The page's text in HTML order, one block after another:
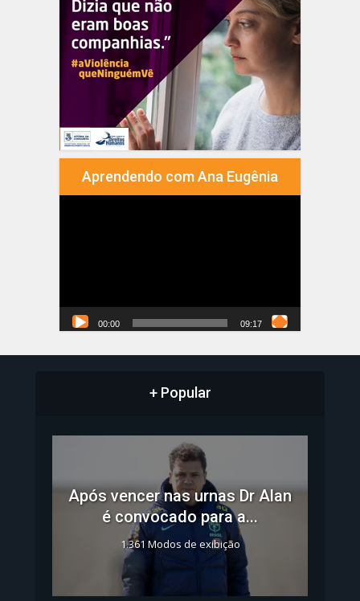
Aprendendo com Ana Eugênia
00:00 09:17
+ Popular
Após vencer nas urnas Dr Alan
é convocado para a...
1.361 Modos de exibição